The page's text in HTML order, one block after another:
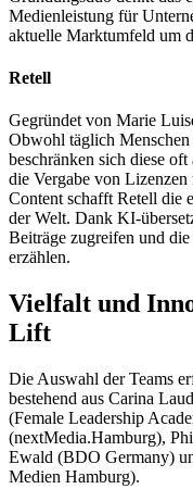
Medienleistung für
aktuelle Marktumfeld um
Retell
Gegründet von Marie
Obwohl täglich
beschränken sich diese
die Vergabe von
Content schafft Retell die
der Welt. Dank KI-
Beiträge zugreifen und
erzählen.
Vielfalt und
Lift
Die Auswahl der Teams
bestehend aus Carina
(Female Leadership
(nextMedia.Hamburg),
Ewald (BDO Germany)
Medien Hamburg).